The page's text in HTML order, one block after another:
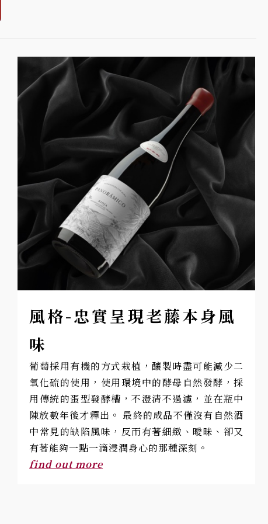
風格-忠實呈現老藤本身風
味
葡萄採用有機的方式栽植，釀製時盡可能減少二
氧化硫的使用，使用環境中的酵母自然發酵，採
用傳統的蛋型發酵槽，不澄清不過濾，並在瓶中
陳放數年後才釋出。 最終的成品不僅沒有自然酒
中常見的缺陷風味，反而有著細緻、曖昧、卻又
有著能夠一點一滴浸潤身心的那種深刻。
find out more